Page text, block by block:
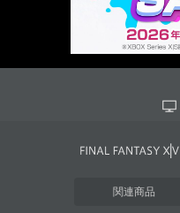
関連商品